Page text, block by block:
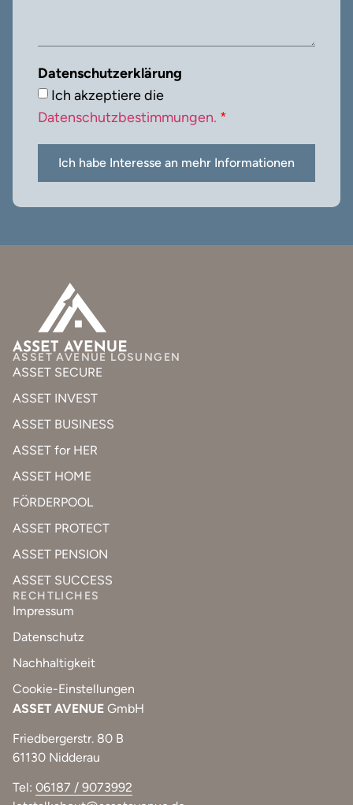
Datenschutzerklärung
Ich akzeptiere die
Datenschutzbestimmungen. *
Ich habe Interesse an mehr Informationen
ASSET AVENUE LÖSUNGEN
ASSET SECURE
ASSET INVEST
ASSET BUSINESS
ASSET for HER
ASSET HOME
FÖRDERPOOL
ASSET PROTECT
ASSET PENSION
ASSET SUCCESS
RECHTLICHES
Impressum
Datenschutz
Nachhaltigkeit
Cookie-Einstellungen
ASSET AVENUE GmbH
Friedbergerstr. 80 B
61130 Nidderau
Tel: 06187 / 9073992